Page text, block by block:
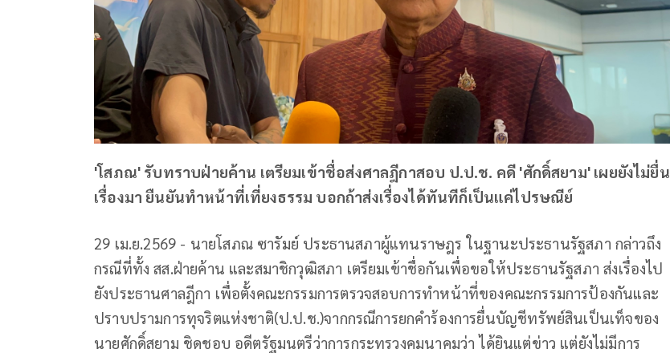
'โสภณ' รับทราบฝ่ายค้าน เตรียมเข้าชื่อส่งศาลฎีกาสอบ ป.ป.ช. คดี 'ศักดิ์สยาม' เผยยังไม่ยื่น
เรื่องมา ยืนยันทำหน้าที่เที่ยงธรรม บอกถ้าส่งเรื่องได้ทันทีก็เป็นแค่ไปรษณีย์
29 เม.ย.2569 - นายโสภณ ซารัมย์ ประธานสภาผู้แทนราษฎร ในฐานะประธานรัฐสภา กล่าวถึง
กรณีที่ทั้ง สส.ฝ่ายค้าน และสมาชิกวุฒิสภา เตรียมเข้าชื่อกันเพื่อขอให้ประธานรัฐสภา ส่งเรื่องไป
ยังประธานศาลฎีกา เพื่อตั้งคณะกรรมการตรวจสอบการทำหน้าที่ของคณะกรรมการป้องกันและ
ปราบปรามการทุจริตแห่งชาติ(ป.ป.ช.)จากกรณีการยกคำร้องการยื่นบัญชีทรัพย์สินเป็นเท็จของ
นายศักดิ์สยาม ชิดชอบ อดีตรัฐมนตรีว่าการกระทรวงคมนาคมว่า ได้ยินแต่ข่าว แต่ยังไม่มีการ